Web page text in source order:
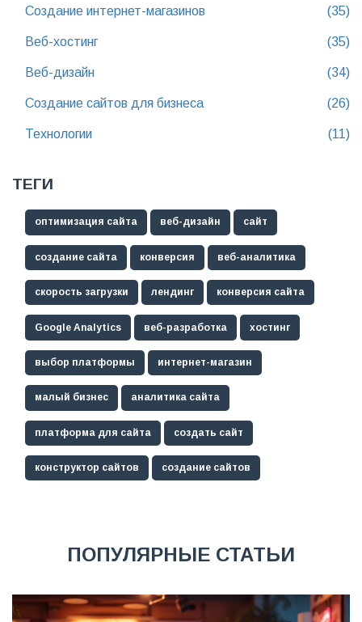
Создание интернет-магазинов (35)
Веб-хостинг (35)
Веб-дизайн (34)
Создание сайтов для бизнеса (26)
Технологии (11)
ТЕГИ
оптимизация сайта веб-дизайн сайт
создание сайта конверсия веб-аналитика
скорость загрузки лендинг конверсия сайта
Google Analytics веб-разработка хостинг
выбор платформы интернет-магазин
малый бизнес аналитика сайта
платформа для сайта создать сайт
конструктор сайтов создание сайтов
ПОПУЛЯРНЫЕ СТАТЬИ